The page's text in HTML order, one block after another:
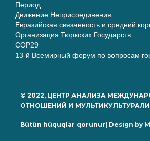
Период
Движение Неприсоединения
Евразийская связанность и средний
Организация Тюркских Государств
COP29
13-й Всемирный форум по вопросам
© 2022, ЦЕНТР АНАЛИЗА
ОТНОШЕНИЙ И
Bütün hüquqlar qorunur| Design by